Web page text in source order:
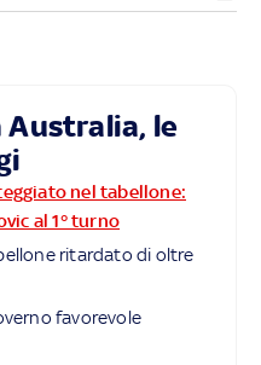
Australia, le
nel tabellone:
al 1° turno
ritardato di oltre
favorevole